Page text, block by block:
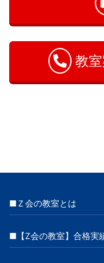
教
■Ｚ会の教室とは
■【Z会の教室】合格実